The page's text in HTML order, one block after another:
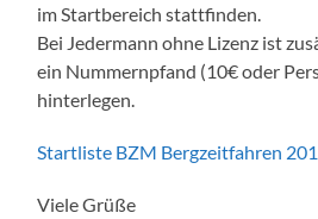
im Startbereich stattfinden.
Bei Jedermann ohne Lizenz ist
ein Nummernpfand (10€ oder
hinterlegen.
Startliste BZM Bergzeitfahren
Viele Grüße